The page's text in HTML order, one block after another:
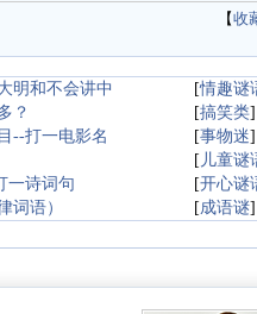
【收
明和不会讲中 [情趣谜
？ [搞笑类
--打一电影名 [事物迷
[ 儿童谜
一诗词句 [开心谜
词语） [成语谜